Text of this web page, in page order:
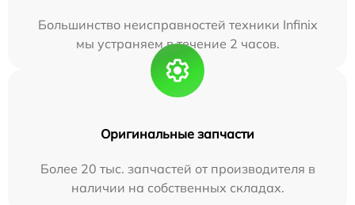
Большинство неисправностей техники Infinix
мы устраняем в течение 2 часов.
Оригинальные запчасти
Более 20 тыс. запчастей от производителя в
наличии на собственных складах.